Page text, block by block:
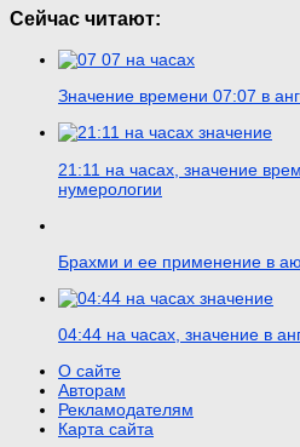
Сейчас читают:
Значение времени 07:07 в
21:11 на часах, значение
нумерологии
Брахми и ее применение в
04:44 на часах, значение в
О сайте
Авторам
Рекламодателям
Карта сайта